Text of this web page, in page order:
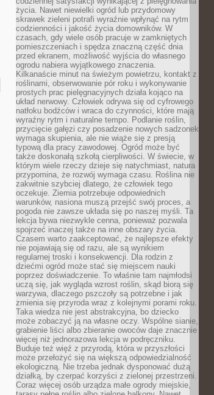
życia. Nawet niewielki ogród lub przydomowy
skrawek zieleni potrafi wyraźnie wpłynąć na rytm
codzienności i jakość życia domowników. W
czasach, gdy wiele osób pracuje w zamkniętych
pomieszczeniach i spędza znaczną część dnia
przed ekranem, możliwość wyjścia do własnego
ogrodu nabiera wyjątkowego znaczenia.
Kilkanaście minut na świeżym powietrzu, kontakt z
roślinami, obserwowanie pór roku i wykonywanie
prostych prac pielęgnacyjnych działa kojąco na
układ nerwowy. Człowiek odrywa się od cyfrowego
natłoku bodźców i wraca do czynności, które mają
wyraźny rytm i naturalne tempo. Podlanie roślin,
przycięcie gałęzi czy posadzenie nowych sadzonek
wymaga skupienia, ale nie wiąże się z presją
typową dla pracy zawodowej. Ogród może być
także doskonałą szkołą cierpliwości. W świecie, w
którym wiele rzeczy dzieje się natychmiast, natura
przypomina, że rozwój wymaga czasu. Roślina nie
zakwitnie szybciej dlatego, że człowiek tego
oczekuje. Ziemia potrzebuje odpowiednich
warunków, nasiona muszą przejść swój proces, a
pogoda nie zawsze układa się po naszej myśli. Ta
lekcja bywa niezwykle cenna, ponieważ pozwala
spojrzeć inaczej także na inne obszary życia.
Czasem warto zaakceptować, że najlepsze efekty
nie pojawiają się od razu, ale są wynikiem
regularnej troski i konsekwencji. Dla rodzin z
dziećmi ogród może stać się miejscem nauki
poprzez doświadczenie. To właśnie tam najmłodsi
uczą się, jak wygląda wzrost roślin, skąd biorą się
warzywa, dlaczego pszczoły są potrzebne i jak
zmienia się przyroda wraz z kolejnymi porami roku.
Taka wiedza nie jest abstrakcyjna, bo dziecko
może zobaczyć ją na własne oczy. Wspólne sianie,
grabienie liści albo zbieranie owoców daje znacznie
więcej niż jednorazowa lekcja w podręczniku.
Buduje też więź z przyrodą, która w przyszłości
może przełożyć się na większą odpowiedzialność
ekologiczną. Nie trzeba jednak dysponować dużą
działką, by czerpać korzyści z zielonej przestrzeni.
Coraz więcej osób urządza małe ogrody miejskie,